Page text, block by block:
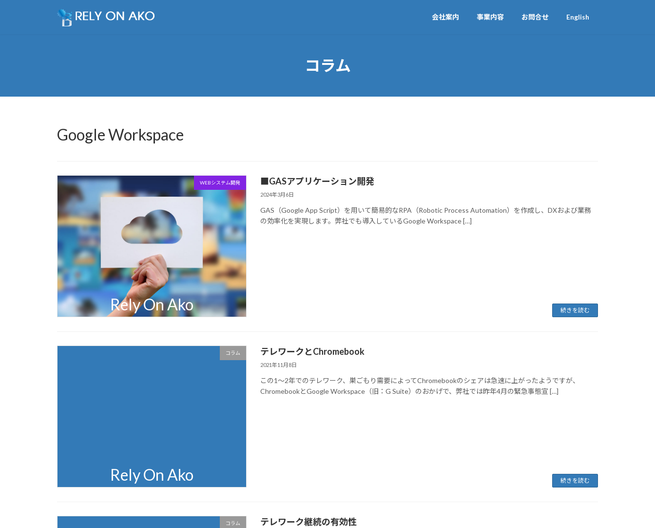
ッ
移
会社案内 事業内容 お問合せ English
コラム
Google Workspace
WEBシステム開発 ■GASアプリケーション開発
2024年3月6日
GAS（Google App Script）を用いて簡易的なRPA（Robotic Process Automation）を作成し、DXおよび業務
の効率化を実現します。弊社でも導入しているGoogle Workspace […]
続きを読む
コラム テレワークとChromebook
2021年11月8日
この1〜2年でのテレワーク、巣ごもり需要によってChromebookのシェアは急速に上がったようですが、
ChromebookとGoogle Workspace（旧：G Suite）のおかげで、弊社では昨年4月の緊急事態宣 […]
続きを読む
コラム テレワーク継続の有効性